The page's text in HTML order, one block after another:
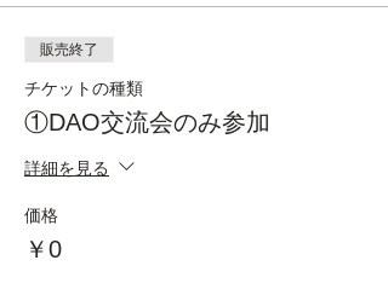
販売終了
チケットの種類
①DAO交流会のみ参加
詳細を見る
価格
￥0